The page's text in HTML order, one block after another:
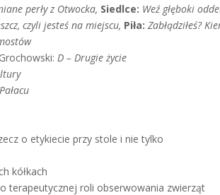
perły z Otwocka, Siedlce: Weź głęboki
czyli jesteś na miejscu, Piła: Zabłądziłeś?
D – Drugie życie
o etykiecie przy stole i nie tylko
kółkach
terapeutycznej roli obserwowania zwierząt